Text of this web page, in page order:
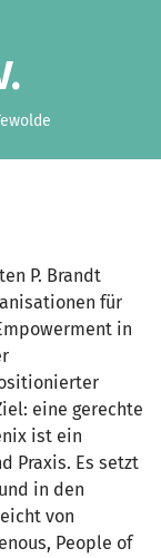
P. Brandt
für
in
eine gerechte
ist ein
Praxis. Es setzt
in den
von
People of